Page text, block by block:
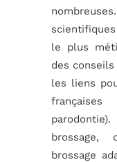
le plus
des conseils
les liens
brossage,
brossage